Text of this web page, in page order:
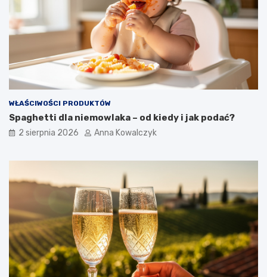
WŁAŚCIWOŚCI PRODUKTÓW
Spaghetti dla niemowlaka – od kiedy i jak podać?
2 sierpnia 2026 Anna Kowalczyk